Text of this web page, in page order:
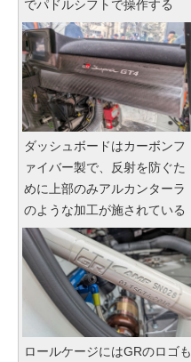
でパドルシフトで操作する
ダッシュボードはカーボンフ
ァイバー製で、反射を防ぐた
めに上部のみアルカンターラ
のような加工が施されている
ロールケージにはGRのロゴも